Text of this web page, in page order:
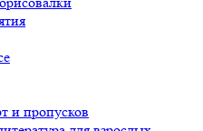
и пропусков